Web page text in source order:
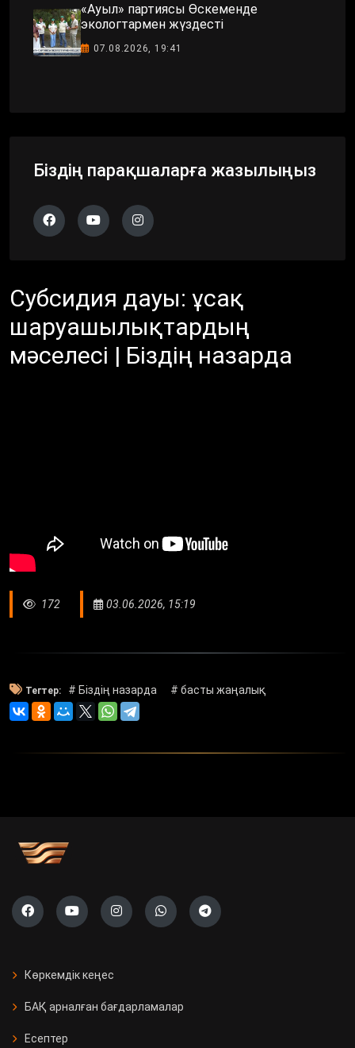
«Ауыл» партиясы Өскеменде
экологтармен жүздесті
07.08.2026, 19:41
Біздің парақшаларға жазылыңыз
Субсидия дауы: ұсақ
шаруашылықтардың
мәселесі | Біздің назарда
172 03.06.2026, 15:19
Тегтер: # Біздің назарда # басты жаңалық
Көркемдік кеңес
БАҚ арналған бағдарламалар
Есептер